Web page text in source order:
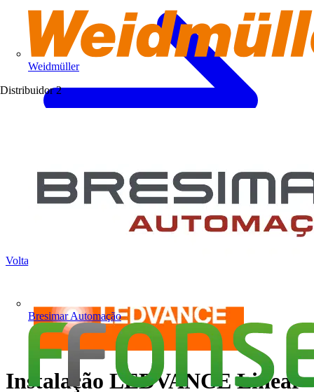
Weidmüller
Distribuidor 2
Bresimar Automação
Voltar para Notícias
Instalação LEDVANCE Linear